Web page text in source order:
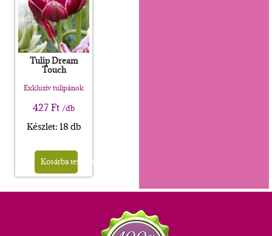
Tulip Dream
Touch
Exkluzív tulipánok
427Ft /db
Készlet: 18 db
Kosárba teszem